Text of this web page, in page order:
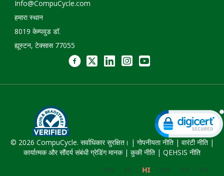
Info@CompuCycle.com
हमारा स्थान
8019 केम्पवुड डॉ.
ह्यूस्टन, टेक्सास 77055
© 2026 CompuCycle. सर्वाधिकार सुरक्षित। | गोपनीयता नीति| वारंटी नीति|
कार्यात्मक और सौंदर्य संबंधी ग्रेडिंग मानक| कुकी नीति | QEHSIS नीति
HI